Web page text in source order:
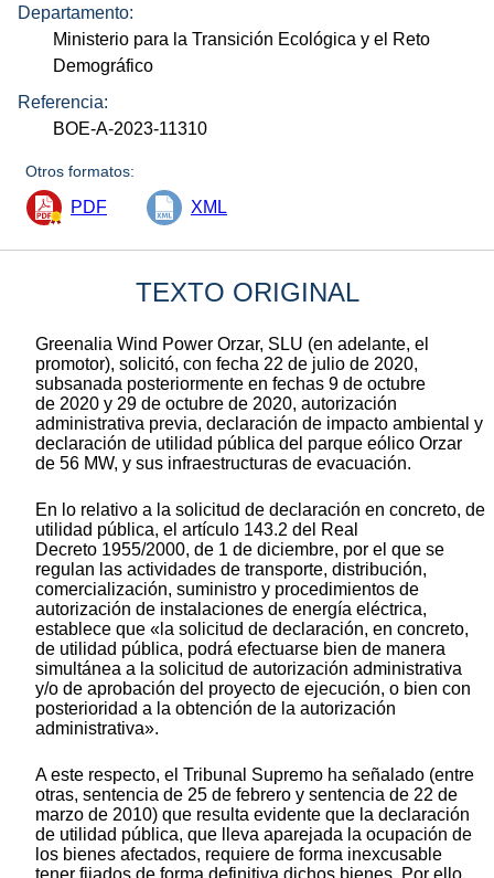
Departamento:
Ministerio para la Transición Ecológica y el Reto
Demográfico
Referencia:
BOE-A-2023-11310
Otros formatos:
PDF XML
TEXTO ORIGINAL
Greenalia Wind Power Orzar, SLU (en adelante, el
promotor), solicitó, con fecha 22 de julio de 2020,
subsanada posteriormente en fechas 9 de octubre
de 2020 y 29 de octubre de 2020, autorización
administrativa previa, declaración de impacto ambiental y
declaración de utilidad pública del parque eólico Orzar
de 56 MW, y sus infraestructuras de evacuación.
En lo relativo a la solicitud de declaración en concreto, de
utilidad pública, el artículo 143.2 del Real
Decreto 1955/2000, de 1 de diciembre, por el que se
regulan las actividades de transporte, distribución,
comercialización, suministro y procedimientos de
autorización de instalaciones de energía eléctrica,
establece que «la solicitud de declaración, en concreto,
de utilidad pública, podrá efectuarse bien de manera
simultánea a la solicitud de autorización administrativa
y/o de aprobación del proyecto de ejecución, o bien con
posterioridad a la obtención de la autorización
administrativa».
A este respecto, el Tribunal Supremo ha señalado (entre
otras, sentencia de 25 de febrero y sentencia de 22 de
marzo de 2010) que resulta evidente que la declaración
de utilidad pública, que lleva aparejada la ocupación de
los bienes afectados, requiere de forma inexcusable
tener fijados de forma definitiva dichos bienes. Por ello,